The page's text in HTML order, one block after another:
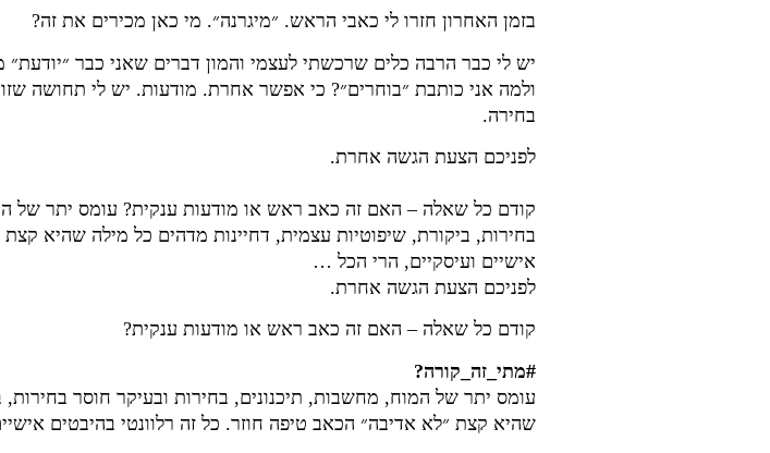
בזמן האחרון חזרו לי כאבי הראש. ״מיגרנה״. מי כאן מכירים את זה?
יש לי כבר הרבה כלים שרכשתי לעצמי והמון דברים שאני כבר ״יודעת״
ולמה אני כותבת ״בוחרים״? כי אפשר אחרת. מודעות. יש לי תחושה
בחירה.
לפניכם הצעת הגשה אחרת.
קודם כל שאלה – האם זה כאב ראש או מודעות ענקית? עומס יתר של
בחירות, ביקורת, שיפוטיות עצמית, דחיינות מדהים כל מילה שהיא
אישיים ועיסקיים, הרי הכל …
לפניכם הצעת הגשה אחרת.
קודם כל שאלה – האם זה כאב ראש או מודעות ענקית?
#מתי_זה_קורה?
עומס יתר של המוח, מחשבות, תיכנונים, בחירות ובעיקר חוסר בחירות,
שהיא קצת ״לא אדיבה״ הכאב טיפה חוזר. כל זה רלוונטי בהיבטים